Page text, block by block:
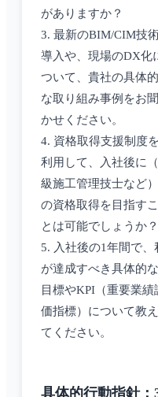
がありますか？
3. 最新のBIM/CIM技
導入や、現場のDX化
ついて、貴社の具体的
な取り組み事例をお聞
かせください。
4. 資格取得支援制度を
利用して、入社後に
級施工管理技士など）
の資格取得を目指すこ
とは可能でしょうか？
5. 入社後の1年間で、
が達成すべき具体的な
目標やKPI（重要業績
価指標）について教え
てください。
具体的行動指針：